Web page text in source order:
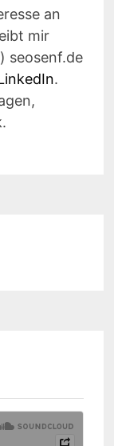
an
mir
seosenf.de
.